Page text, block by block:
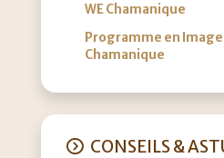
WE Chamanique
Programme en
Chamanique
CONSEILS &